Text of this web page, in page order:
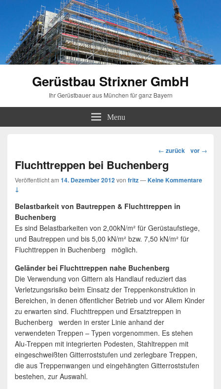
Gerüstbau Strixner GmbH
Ihr Gerüstbauer aus München für ganz Bayern
Menu
Beitragsnavigation
← zurück vor →
Fluchttreppen bei Buchenberg
Veröffentlicht am 14. Dezember 2012von fritz—Keine Kommentare
↓
Belastbarkeit von Bautreppen & Fluchttreppen in
Buchenberg
Es sind Belastbarkeiten von 2,00kN/m² für Gerüstaufstiege,
und Bautreppen und bis 5,00 kN/m² bzw. 7,50 kN/m² für
Fluchttreppen in Buchenberg möglich.
Geländer bei Fluchttreppen nahe Buchenberg
Die Verwendung von Gittern als Handlauf reduziert das
Verletzungsrisiko beim Einsatz der Treppenkonstruktion in
Bereichen, in denen öffentlicher Betrieb und vor Allem Kinder
zu erwarten sind. Fluchttreppen und Ersatztreppen in
Buchenberg werden in erster Linie anhand der
verwendeten Treppen – Typen vorgenommen. Es stehen
Alu-Treppen mit integrierten Podesten, Stahltreppen mit
eingeschweißten Gitterroststufen und zerlegbare Treppen,
die aus Treppenwangen und eingehängten Gitterroststufen
bestehen, zur Auswahl.